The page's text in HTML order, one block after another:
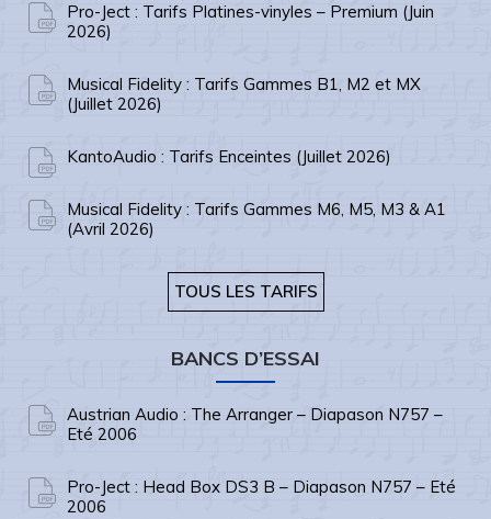
Pro-Ject : Tarifs Platines-vinyles – Premium (Juin
2026)
Musical Fidelity : Tarifs Gammes B1, M2 et MX
(Juillet 2026)
KantoAudio : Tarifs Enceintes (Juillet 2026)
Musical Fidelity : Tarifs Gammes M6, M5, M3 & A1
(Avril 2026)
TOUS LES TARIFS
BANCS D’ESSAI
Austrian Audio : The Arranger – Diapason N757 –
Eté 2006
Pro-Ject : Head Box DS3 B – Diapason N757 – Eté
2006